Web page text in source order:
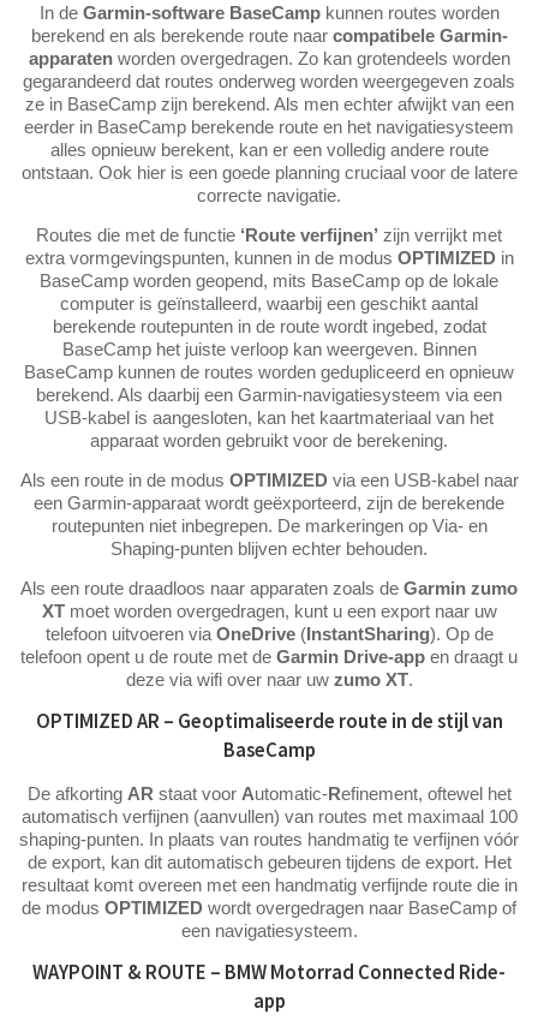
In de Garmin-software BaseCampkunnen routes worden
berekend en als berekende route naar compatibele Garmin-
apparatenworden overgedragen. Zo kan grotendeels worden
gegarandeerd dat routes onderweg worden weergegeven zoals
ze in BaseCamp zijn berekend. Als men echter afwijkt van een
eerder in BaseCamp berekende route en het navigatiesysteem
alles opnieuw berekent, kan er een volledig andere route
ontstaan. Ook hier is een goede planning cruciaal voor de latere
correcte navigatie.
Routes die met de functie ‘Route verfijnen’ zijn verrijkt met
extra vormgevingspunten, kunnen in de modus OPTIMIZEDin
BaseCamp worden geopend, mits BaseCamp op de lokale
computer is geïnstalleerd, waarbij een geschikt aantal
berekende routepunten in de route wordt ingebed, zodat
BaseCamp het juiste verloop kan weergeven. Binnen
BaseCamp kunnen de routes worden gedupliceerd en opnieuw
berekend. Als daarbij een Garmin-navigatiesysteem via een
USB-kabel is aangesloten, kan het kaartmateriaal van het
apparaat worden gebruikt voor de berekening.
Als een route in de modus OPTIMIZEDvia een USB-kabel naar
een Garmin-apparaat wordt geëxporteerd, zijn de berekende
routepunten niet inbegrepen. De markeringen op Via- en
Shaping-punten blijven echter behouden.
Als een route draadloos naar apparaten zoals de Garmin zumo
XTmoet worden overgedragen, kunt u een export naar uw
telefoon uitvoeren via OneDrive(InstantSharing). Op de
telefoon opent u de route met de Garmin Drive-app en draagt u
deze via wifi over naar uw zumo XT.
OPTIMIZED AR – Geoptimaliseerde route in de stijl van
BaseCamp
De afkorting AR staat voor Automatic-Refinement, oftewel het
automatisch verfijnen (aanvullen) van routes met maximaal 100
shaping-punten. In plaats van routes handmatig te verfijnen vóór
de export, kan dit automatisch gebeuren tijdens de export. Het
resultaat komt overeen met een handmatig verfijnde route die in
de modus OPTIMIZED wordt overgedragen naar BaseCamp of
een navigatiesysteem.
WAYPOINT & ROUTE – BMW Motorrad Connected Ride-
app